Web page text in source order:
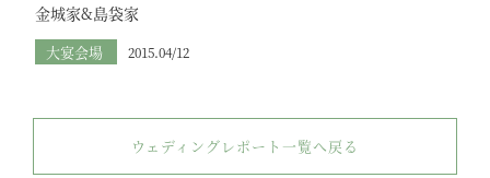
金城家&島袋家
大宴会場 2015.04/12
ウェディングレポート一覧へ戻る